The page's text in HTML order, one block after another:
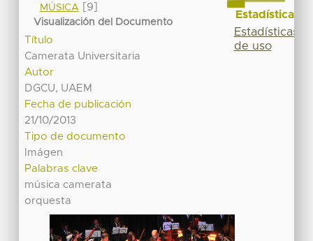
MÚSICA
[9]
Visualización del Documento
Título
Camerata Universitaria
Autor
DGCU, UAEM
Fecha de publicación
21/10/2013
Tipo de documento
Imágen
Palabras clave
música camerata
orquesta
Estadísticas
Estadísticas
de uso